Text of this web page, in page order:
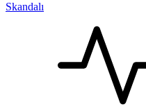
Skandalı